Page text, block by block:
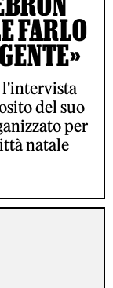
FARLO
l'intervista
del suo
per
natale